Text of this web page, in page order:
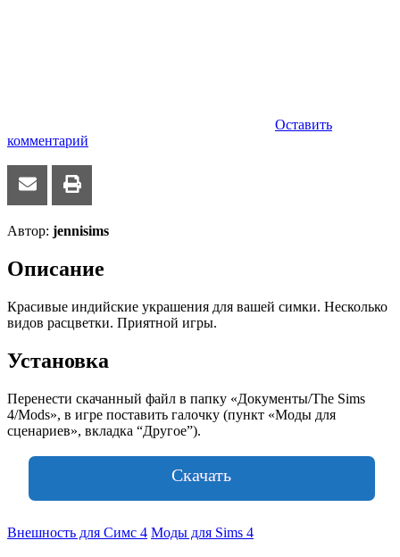
Оставить
комментарий
Автор: jennisims
Описание
Красивые индийские украшения для вашей симки. Несколько
видов расцветки. Приятной игры.
Установка
Перенести скачанный файл в папку «Документы/The Sims
4/Mods», в игре поставить галочку (пункт «Моды для
сценариев», вкладка “Другое”).
Скачать
Внешность для Симс 4 Моды для Sims 4